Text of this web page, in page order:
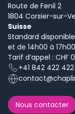
Route de Fenil 2
1804 Corsier-sur-
Suisse
Standard
et de 14h00 à
Tarif d’appel : CHF
+41 842 422 422
Nous contacter